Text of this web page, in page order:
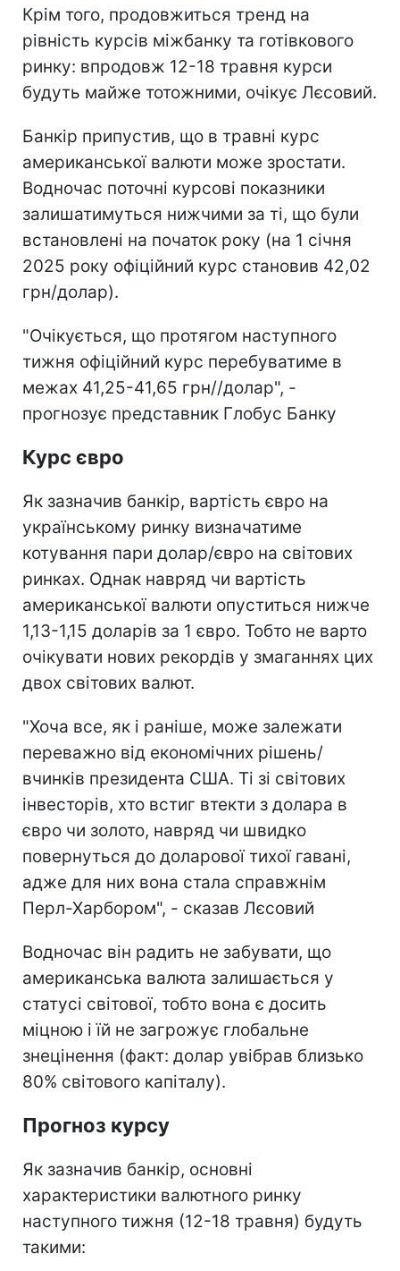
Крім того, продовжиться тренд на
рівність курсів міжбанку та готівкового
ринку: впродовж 12-18 травня курси
будуть майже тотожними, очікує Лєсовий.
Банкір припустив, що в травні курс
американської валюти може зростати.
Водночас поточні курсові показники
залишатимуться нижчими за ті, що були
встановлені на початок року (на 1 січня
2025 року офіційний курс становив 42,02
грн/долар).
"Очікується, що протягом наступного
тижня офіційний курс перебуватиме в
межах 41,25-41,65 грн//долар", -
прогнозує представник Глобус Банку
Курс євро
Як зазначив банкір, вартість євро на
українському ринку визначатиме
котування пари долар/євро на світових
ринках. Однак навряд чи вартість
американської валюти опуститься нижче
1,13-1,15 доларів за 1 євро. Тобто не варто
очікувати нових рекордів у змаганнях цих
двох світових валют.
"Хоча все, як і раніше, може залежати
переважно від економічних рішень/
вчинків президента США. Ті зі світових
інвесторів, хто встиг втекти з долара в
євро чи золото, навряд чи швидко
повернуться до доларової тихої гавані,
адже для них вона стала справжнім
Перл-Харбором", - сказав Лєсовий
Водночас він радить не забувати, що
американська валюта залишається у
статусі світової, тобто вона є досить
міцною і їй не загрожує глобальне
знецінення (факт: долар увібрав близько
80% світового капіталу).
Прогноз курсу
Як зазначив банкір, основні
характеристики валютного ринку
наступного тижня (12-18 травня) будуть
такими: